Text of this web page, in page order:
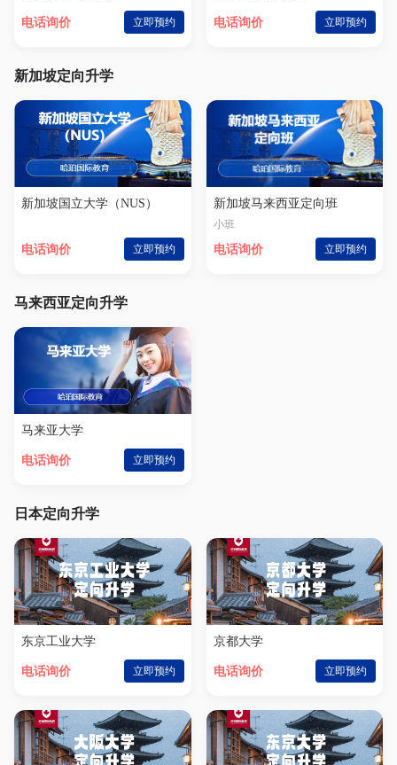
电话询价 立即预约 电话询价 立即预约
新加坡定向升学
新加坡国立大学（NUS）
电话询价 立即预约
新加坡马来西亚定向班
小班
电话询价 立即预约
马来西亚定向升学
马来亚大学
电话询价 立即预约
日本定向升学
东京工业大学
电话询价 立即预约
京都大学
电话询价 立即预约